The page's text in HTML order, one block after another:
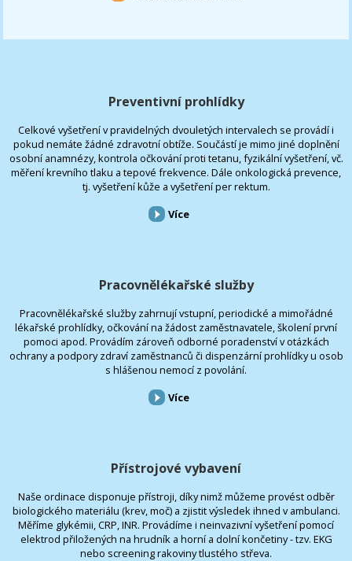
Preventivní prohlídky
Celkové vyšetření v pravidelných dvouletých intervalech se provádí i
pokud nemáte žádné zdravotní obtíže. Součástí je mimo jiné doplnění
osobní anamnézy, kontrola očkování proti tetanu, fyzikální vyšetření, vč.
měření krevního tlaku a tepové frekvence. Dále onkologická prevence,
tj. vyšetření kůže a vyšetření per rektum.
Více
Pracovnělékařské služby
Pracovnělékařské služby zahrnují vstupní, periodické a mimořádné
lékařské prohlídky, očkování na žádost zaměstnavatele, školení první
pomoci apod. Provádím zároveň odborné poradenství v otázkách
ochrany a podpory zdraví zaměstnanců či dispenzární prohlídky u osob
s hlášenou nemocí z povolání.
Více
Přístrojové vybavení
Naše ordinace disponuje přístroji, díky nimž můžeme provést odběr
biologického materiálu (krev, moč) a zjistit výsledek ihned v ambulanci.
Měříme glykémii, CRP, INR. Provádíme i neinvazivní vyšetření pomocí
elektrod přiložených na hrudník a horní a dolní končetiny - tzv. EKG
nebo screening rakoviny tlustého střeva.